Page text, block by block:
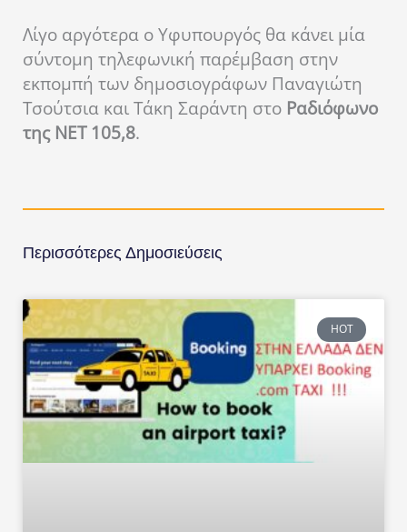
Λίγο αργότερα ο Υφυπουργός θα κάνει μία
σύντομη τηλεφωνική παρέμβαση στην
εκπομπή των δημοσιογράφων Παναγιώτη
Τσούτσια και Τάκη Σαράντη στο Ραδιόφωνο
της ΝΕΤ 105,8.
Περισσότερες Δημοσιεύσεις
HOT